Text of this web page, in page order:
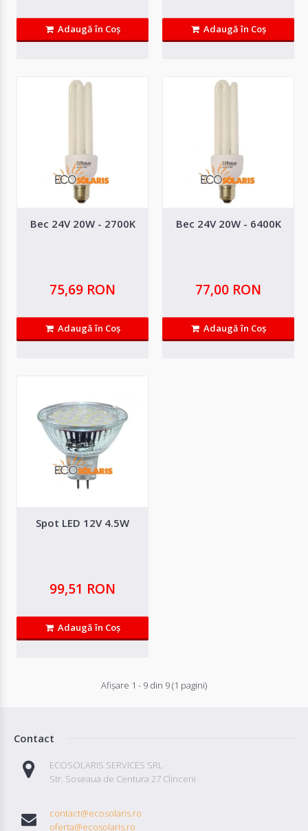
63,00 RON
Bec 24V 11W - 2700K
Description Compact fluorescent light of 11 watt with Edison E27 plug,
characterized by..
Adaugă in Wishlist
Adaugă în Coş Adaugă în Coş
Bec 24V 20W - 2700K
75,69 RON
Adaugă în Coş
Bec 24V 20W - 6400K
77,00 RON
Adaugă în Coş
Spot LED 12V 4.5W
99,51 RON
Adaugă în Coş
Afişare 1 - 9 din 9 (1 pagini)
Contact
ECOSOLARIS SERVICES SRL
Str. Soseaua de Centura 27 Clinceni
contact@ecosolaris.ro
oferta@ecosolaris.ro